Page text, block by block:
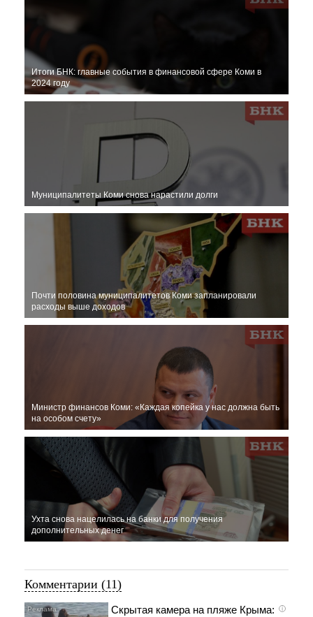
Итоги БНК: главные события в финансовой сфере Коми в
2024 году
Муниципалитеты Коми снова нарастили долги
Почти половина муниципалитетов Коми запланировали
расходы выше доходов
Министр финансов Коми: «Каждая копейка у нас должна быть
на особом счету»
Ухта снова нацелилась на банки для получения
дополнительных денег
Комментарии (11)
i
Скрытая камера на пляже Крыма: